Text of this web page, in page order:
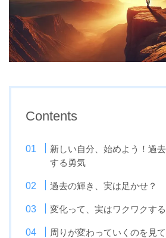
Contents
新しい自分、始めよう！過
する勇気
過去の輝き、実は足かせ？
変化って、実はワクワクする
周りが変わっていくのを見